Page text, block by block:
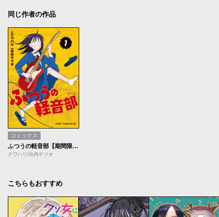
同じ作者の作品
コミックス
ふつうの軽音部【期間限定試し読み増量】
クワハリ/出内テツオ
こちらもおすすめ